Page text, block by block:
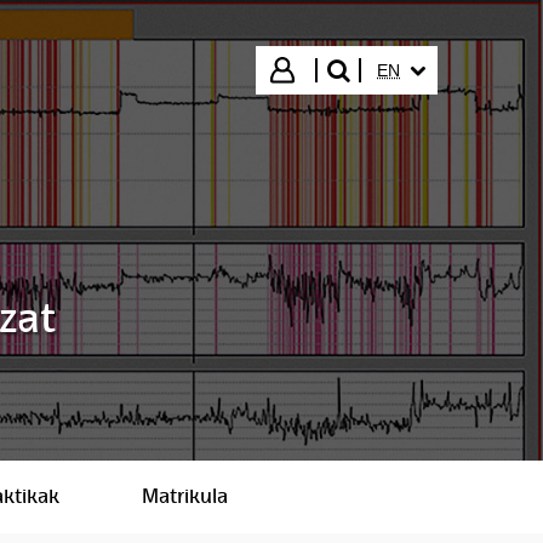
Login
search"
EN
Matrikula